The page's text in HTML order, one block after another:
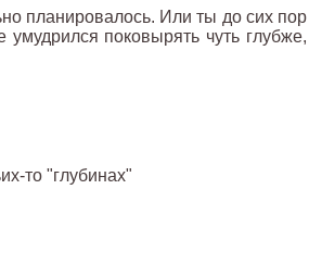
планировалось. Или ты до сих пор
поковырять чуть глубже,
то "глубинах"